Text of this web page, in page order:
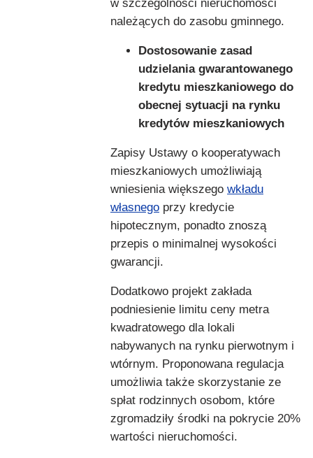
w szczególności nieruchomości
należących do zasobu gminnego.
Dostosowanie zasad
udzielania gwarantowanego
kredytu mieszkaniowego do
obecnej sytuacji na rynku
kredytów mieszkaniowych
Zapisy Ustawy o kooperatywach
mieszkaniowych umożliwiają
wniesienia większego wkładu
własnego przy kredycie
hipotecznym, ponadto znoszą
przepis o minimalnej wysokości
gwarancji.
Dodatkowo projekt zakłada
podniesienie limitu ceny metra
kwadratowego dla lokali
nabywanych na rynku pierwotnym i
wtórnym. Proponowana regulacja
umożliwia także skorzystanie ze
spłat rodzinnych osobom, które
zgromadziły środki na pokrycie 20%
wartości nieruchomości.